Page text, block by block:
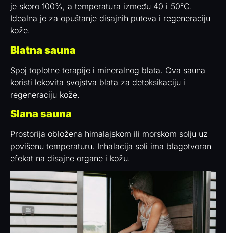
je skoro 100%, a temperatura između 40 i 50°C.
Idealna je za opuštanje disajnih puteva i regeneraciju
kože.
Blatna sauna
Spoj toplotne terapije i mineralnog blata. Ova sauna
koristi lekovita svojstva blata za detoksikaciju i
regeneraciju kože.
Slana sauna
Prostorija obložena himalajskom ili morskom solju uz
povišenu temperaturu. Inhalacija soli ima blagotvoran
efekat na disajne organe i kožu.